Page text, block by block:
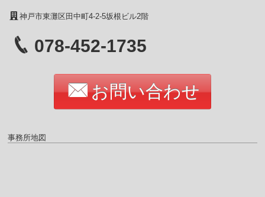
神戸市東灘区田中町4-2-5坂根ビル2階
078-452-1735
お問い合わせ
事務所地図